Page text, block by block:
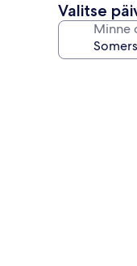
Valitse
Minne